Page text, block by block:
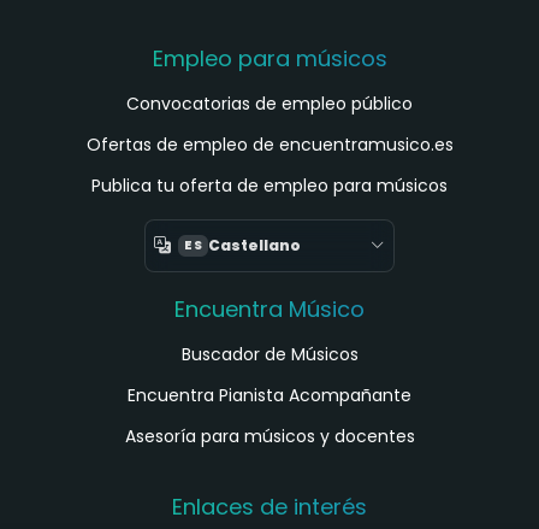
Empleo para músicos
Convocatorias de empleo público
Ofertas de empleo de encuentramusico.es
Publica tu oferta de empleo para músicos
ES Castellano
Encuentra Músico
Buscador de Músicos
Encuentra Pianista Acompañante
Asesoría para músicos y docentes
Enlaces de interés